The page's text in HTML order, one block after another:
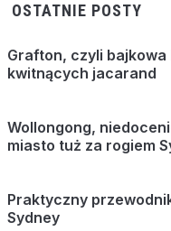
OSTATNIE POSTY
Grafton, czyli bajkowa
kwitnących jacarand
Wollongong,
miasto tuż za rogiem
Praktyczny
Sydney